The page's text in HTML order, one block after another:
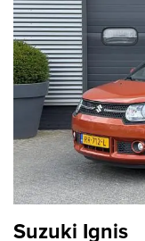
Suzuki Ignis